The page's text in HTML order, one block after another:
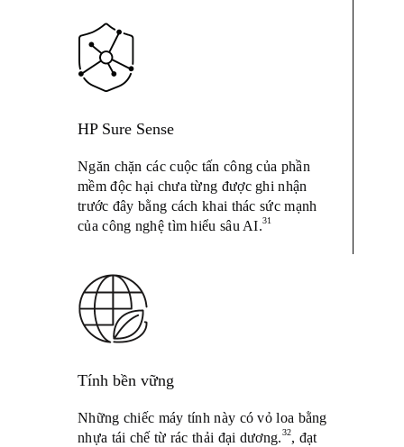
HP Sure Sense
Ngăn chặn các cuộc tấn công của phần
mềm độc hại chưa từng được ghi nhận
trước đây bằng cách khai thác sức mạnh
của công nghệ tìm hiểu sâu AI.31
Tính bền vững
Những chiếc máy tính này có vỏ loa bằng
nhựa tái chế từ rác thải đại dương.32, đạt